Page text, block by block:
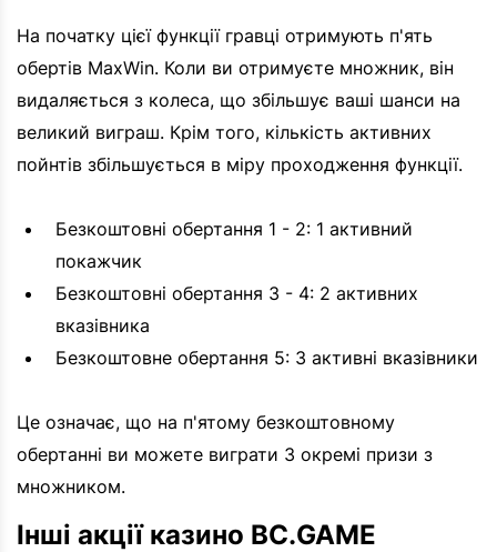
На початку цієї функції гравці отримують п'ять
обертів MaxWin. Коли ви отримуєте множник, він
видаляється з колеса, що збільшує ваші шанси на
великий виграш. Крім того, кількість активних
пойнтів збільшується в міру проходження функції.
Безкоштовні обертання 1 - 2: 1 активний
покажчик
Безкоштовні обертання 3 - 4: 2 активних
вказівника
Безкоштовне обертання 5: 3 активні вказівники
Це означає, що на п'ятому безкоштовному
обертанні ви можете виграти 3 окремі призи з
множником.
Інші акції казино BC.GAME